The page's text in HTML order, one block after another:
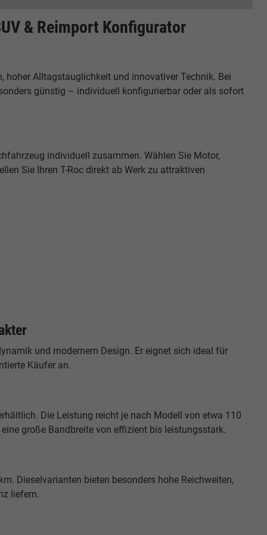
& Reimport Konfigurator
hoher Alltagstauglichkeit und innovativer Technik. Bei
günstig – individuell konfigurierbar oder als sofort
individuell zusammen. Wählen Sie Motor,
Sie Ihren T-Roc direkt ab Werk zu attraktiven
und modernem Design. Er eignet sich ideal für
Käufer an.
Die Leistung reicht je nach Modell von etwa 110
große Bandbreite von effizient bis leistungsstark.
Dieselvarianten bieten besonders hohe Reichweiten,
liefern.